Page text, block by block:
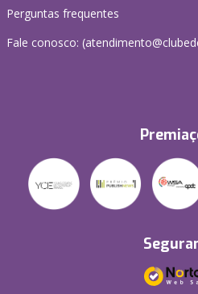
Perguntas frequentes
Fale conosco: